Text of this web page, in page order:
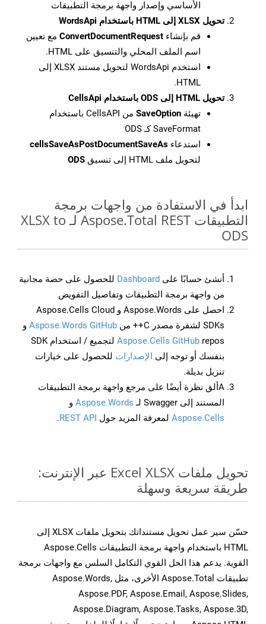
الأساسي وإصدار واجهة برمجة التطبيقات
تحويل XLSX إلى HTML باستخدام WordsApi
قم بإنشاء ConvertDocumentRequest مع تعيين
اسم الملف المحلي والتنسيق على HTML.
استخدم WordsApi لتحويل مستند XLSX إلى
HTML.
تحويل HTML إلى ODS باستخدام CellsApi
تهيئة SaveOption
من CellsAPI باستخدام
SaveFormat كـ ODS
استدعاء cellsSaveAsPostDocumentSaveAs
لتحويل ملف HTML إلى تنسيق
ODS
ابدأ في الاستفادة من واجهات برمجة
التطبيقات Aspose.Total REST لـ XLSX to
ODS
أنشئ حسابًا على Dashboard للحصول على حصة مجانية
من واجهة برمجة التطبيقات وتفاصيل التفويض
احصل على Aspose.Words و Aspose.Cells Cloud
SDKs لشفرة مصدر C++ من
Aspose.Words GitHub و
Aspose.Cells GitHub
repos لتجميع / استخدام SDK
بنفسك أو توجه إلى الإصدارات للحصول على خيارات
تنزيل بديلة.
Aألق نظرة أيضًا على مرجع واجهة برمجة التطبيقات
المستند إلى Swagger لـ
Aspose.Words و
Aspose.Cells لمعرفة المزيد حول REST API
.
تحويل ملفات Excel XLSX عبر الإنترنت:
طريقة سريعة وسهلة
حسّن سير عمل تحويل مستنداتك بتحويل ملفات XLSX إلى
HTML باستخدام واجهة برمجة التطبيقات Aspose.Cells
القوية. يدعم هذا الحل القوي التكامل السلس مع واجهات برمجة
تطبيقات Aspose.Total الأخرى، مثل Aspose.Words,
Aspose.PDF, Aspose.Email, Aspose.Slides,
Aspose.Diagram, Aspose.Tasks, Aspose.3D,